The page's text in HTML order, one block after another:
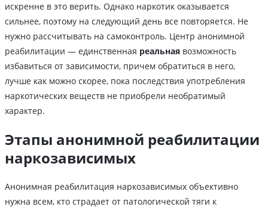
искренне в это верить. Однако наркотик оказывается
сильнее, поэтому на следующий день все повторяется. Не
нужно рассчитывать на самоконтроль. Центр анонимной
реабилитации — единственная реальная возможность
избавиться от зависимости, причем обратиться в него,
лучше как можно скорее, пока последствия употребления
наркотических веществ не приобрели необратимый
характер.
Этапы анонимной реабилитации
наркозависимых
Анонимная реабилитация наркозависимых объективно
нужна всем, кто страдает от патологической тяги к